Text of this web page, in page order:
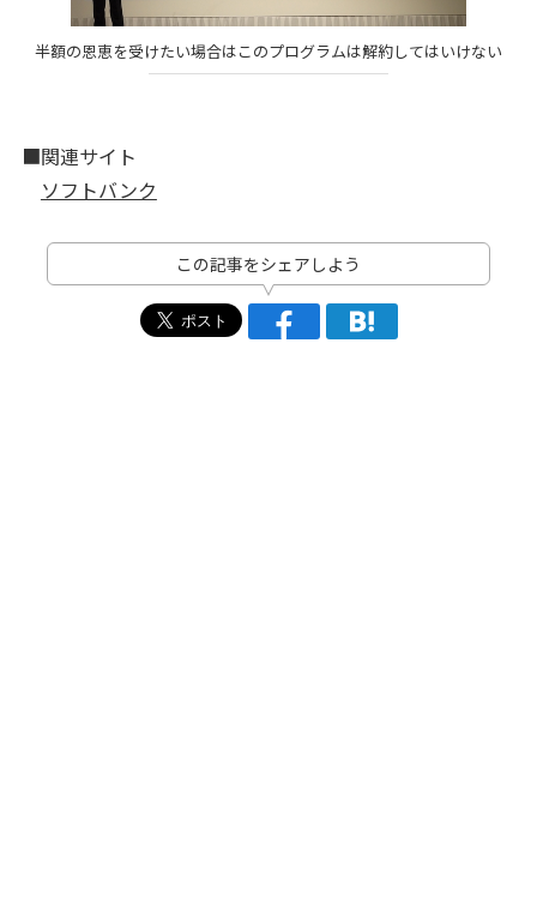
半額の恩恵を受けたい場合はこのプログラムは解約してはいけない
■関連サイト
ソフトバンク
この記事をシェアしよう